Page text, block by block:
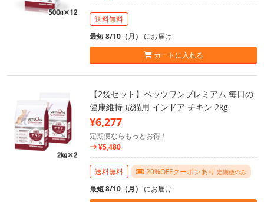
送料無料
最短 8/10（月） にお届け
カートに入れる
【2袋セット】ベッツワンプレミアム 毎日の
健康維持 成猫用 インドア チキン 2kg
¥6,277
定期便ならもっとお得！
¥5,480
送料無料 20%OFFクーポンあり 定期便のみ
最短 8/10（月） にお届け